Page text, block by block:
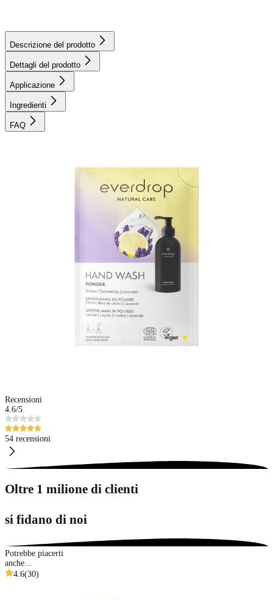
Descrizione del prodotto
Dettagli del prodotto
Applicazione
Ingredienti
FAQ
Recensioni
4.6/5
54 recensioni
Oltre 1 milione di clienti
si fidano di noi
Potrebbe piacerti
anche...
4.6(30)